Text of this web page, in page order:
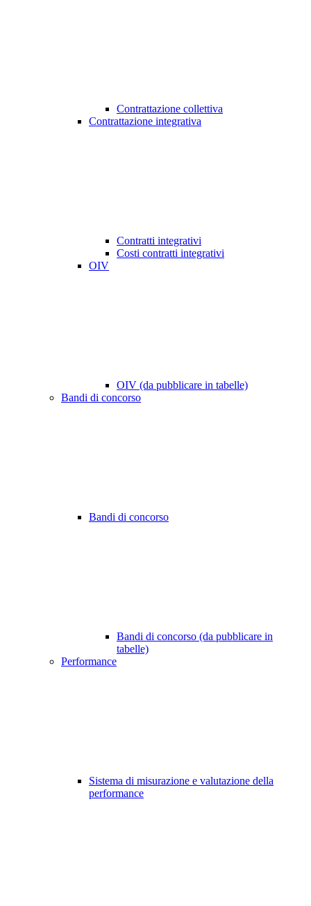
Contrattazione collettiva
Contrattazione integrativa
Contratti integrativi
Costi contratti integrativi
OIV
OIV (da pubblicare in tabelle)
Bandi di concorso
Bandi di concorso
Bandi di concorso (da pubblicare in
tabelle)
Performance
Sistema di misurazione e valutazione della
performance